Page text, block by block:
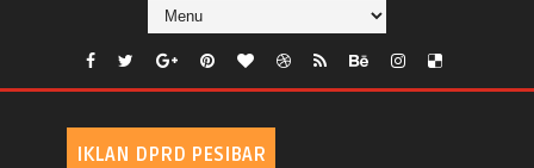
IKLAN DPRD PESIBAR